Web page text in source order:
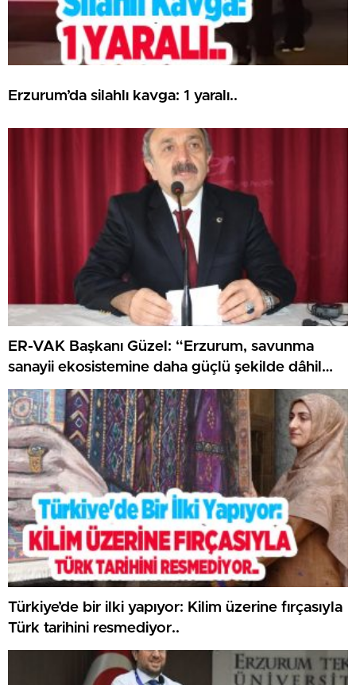
Erzurum’da silahlı kavga: 1 yaralı..
ER-VAK Başkanı Güzel: “Erzurum, savunma
sanayii ekosistemine daha güçlü şekilde dâhil
edilmeli”..
Türkiye’de bir ilki yapıyor: Kilim üzerine fırçasıyla
Türk tarihini resmediyor..